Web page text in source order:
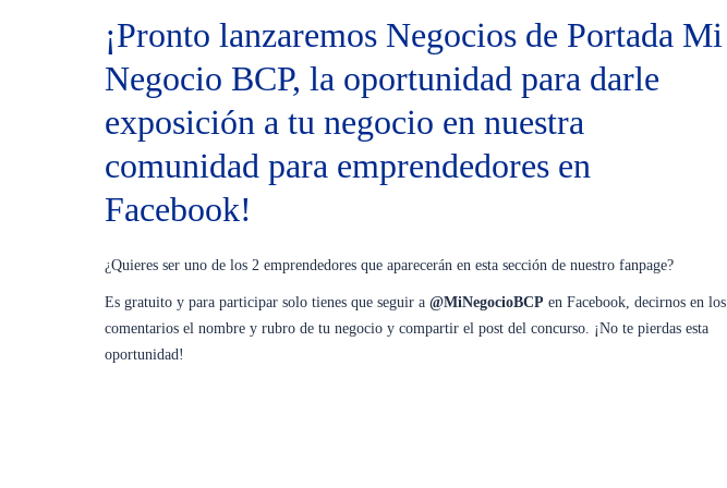
¡Pronto lanzaremos Negocios de Portada Mi
Negocio BCP, la oportunidad para darle
exposición a tu negocio en nuestra
comunidad para emprendedores en
Facebook!
¿Quieres ser uno de los 2 emprendedores que aparecerán en esta sección de nuestro fanpage?
Es gratuito y para participar solo tienes que seguir a @MiNegocioBCP en Facebook, decirnos en los
comentarios el nombre y rubro de tu negocio y compartir el post del concurso. ¡No te pierdas esta
oportunidad!